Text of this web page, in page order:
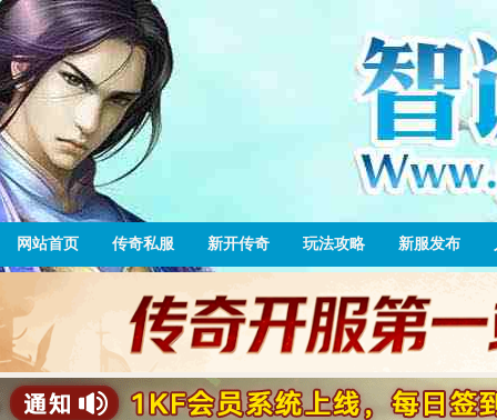
网站首页 传奇私服 新开传奇 玩法攻略 新服发布